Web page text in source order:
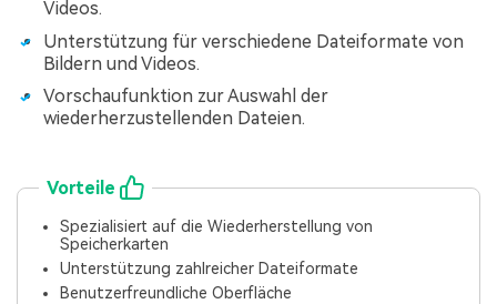
Videos.
Unterstützung für verschiedene Dateiformate von
Bildern und Videos.
Vorschaufunktion zur Auswahl der
wiederherzustellenden Dateien.
Vorteile
Spezialisiert auf die Wiederherstellung von
Speicherkarten
Unterstützung zahlreicher Dateiformate
Benutzerfreundliche Oberfläche